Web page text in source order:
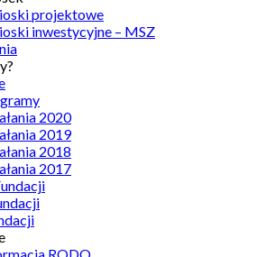
projektowe
inwestycyjne – MSZ
2020
2019
2018
2017